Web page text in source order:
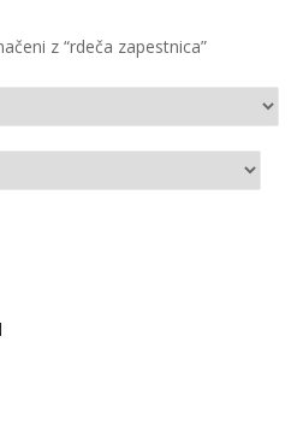
z “rdeča zapestnica”